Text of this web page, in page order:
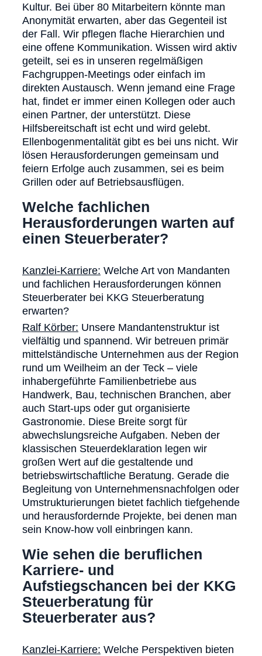
Kultur. Bei über 80 Mitarbeitern könnte man
Anonymität erwarten, aber das Gegenteil ist
der Fall. Wir pflegen flache Hierarchien und
eine offene Kommunikation. Wissen wird aktiv
geteilt, sei es in unseren regelmäßigen
Fachgruppen-Meetings oder einfach im
direkten Austausch. Wenn jemand eine Frage
hat, findet er immer einen Kollegen oder auch
einen Partner, der unterstützt. Diese
Hilfsbereitschaft ist echt und wird gelebt.
Ellenbogenmentalität gibt es bei uns nicht. Wir
lösen Herausforderungen gemeinsam und
feiern Erfolge auch zusammen, sei es beim
Grillen oder auf Betriebsausflügen.
Welche fachlichen
Herausforderungen warten auf
einen Steuerberater?
Kanzlei-Karriere: Welche Art von Mandanten
und fachlichen Herausforderungen können
Steuerberater bei KKG Steuerberatung
erwarten?
Ralf Körber: Unsere Mandantenstruktur ist
vielfältig und spannend. Wir betreuen primär
mittelständische Unternehmen aus der Region
rund um Weilheim an der Teck – viele
inhabergeführte Familienbetriebe aus
Handwerk, Bau, technischen Branchen, aber
auch Start-ups oder gut organisierte
Gastronomie. Diese Breite sorgt für
abwechslungsreiche Aufgaben. Neben der
klassischen Steuerdeklaration legen wir
großen Wert auf die gestaltende und
betriebswirtschaftliche Beratung. Gerade die
Begleitung von Unternehmensnachfolgen oder
Umstrukturierungen bietet fachlich tiefgehende
und herausfordernde Projekte, bei denen man
sein Know-how voll einbringen kann.
Wie sehen die beruflichen
Karriere- und
Aufstiegschancen bei der KKG
Steuerberatung für
Steuerberater aus?
Kanzlei-Karriere: Welche Perspektiven bieten